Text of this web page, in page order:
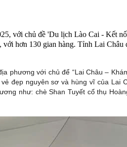
với chủ đề 'Du lịch Lào Cai - Kết
hơn 130 gian hàng. Tỉnh Lai Châu
phương với chủ để “Lai Châu –
đẹp nguyên sơ và hùng vĩ của Lai
như: chè Shan Tuyết cổ thụ